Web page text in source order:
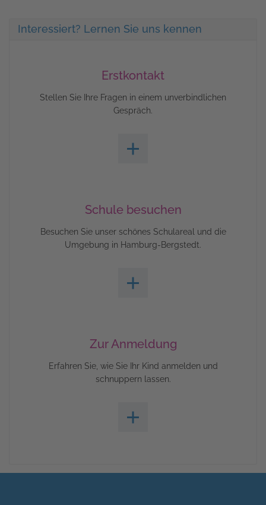
Interessiert? Lernen Sie uns kennen
Erstkontakt
Stellen Sie Ihre Fragen in einem unverbindlichen
Gespräch.
Schule besuchen
Besuchen Sie unser schönes Schulareal und die
Umgebung in Hamburg-Bergstedt.
Zur Anmeldung
Erfahren Sie, wie Sie Ihr Kind anmelden und
schnuppern lassen.